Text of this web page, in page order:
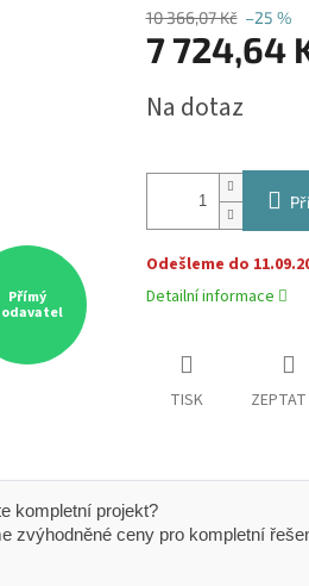
Přímý
10 366,07 Kč –25 %
7 724,64
cena:
Na dotaz
Odešleme do
Detailní informace
TISK
kompletní projekt?
zvýhodněné ceny pro kompletní